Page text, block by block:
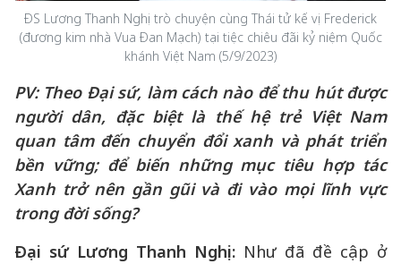
ĐS Lương Thanh Nghị trò chuyện cùng Thái tử kế vị Frederick
(đương kim nhà Vua Đan Mạch) tại tiệc chiêu đãi kỷ niệm Quốc
khánh Việt Nam (5/9/2023)
PV: Theo Đại sứ, làm cách nào để thu hút được
người dân, đặc biệt là thế hệ trẻ Việt Nam
quan tâm đến chuyển đổi xanh và phát triển
bền vững; để biến những mục tiêu hợp tác
Xanh trở nên gần gũi và đi vào mọi lĩnh vực
trong đời sống?
Đại sứ Lương Thanh Nghị: Như đã đề cập ở